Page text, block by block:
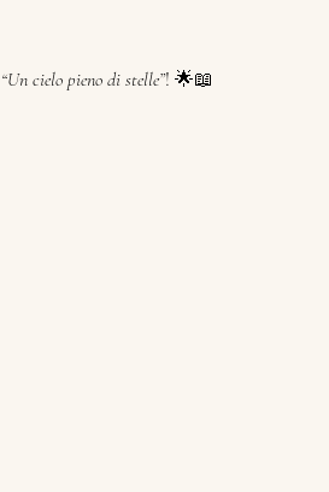
“Un cielo pieno di stelle”! 🌟📖